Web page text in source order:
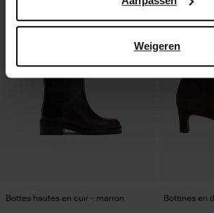
Weigeren
Bottes hautes en cuir - marron Bottines en